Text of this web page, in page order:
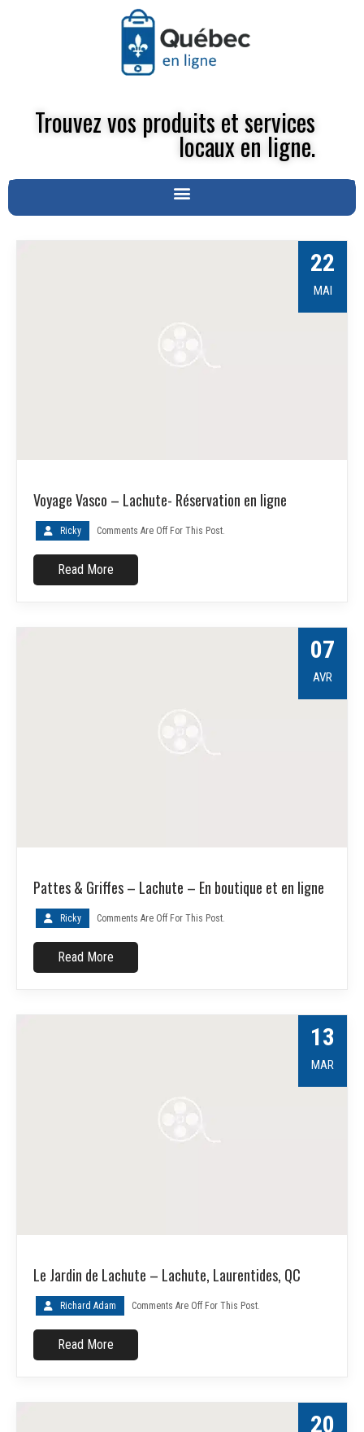
Trouvez vos produits et services
locaux en ligne.
22
MAI
Voyage Vasco – Lachute- Réservation en ligne
Ricky Comments Are Off For This Post.
Read More
07
AVR
Pattes & Griffes – Lachute – En boutique et en ligne
Ricky Comments Are Off For This Post.
Read More
13
MAR
Le Jardin de Lachute – Lachute, Laurentides, QC
Richard Adam Comments Are Off For This Post.
Read More
20